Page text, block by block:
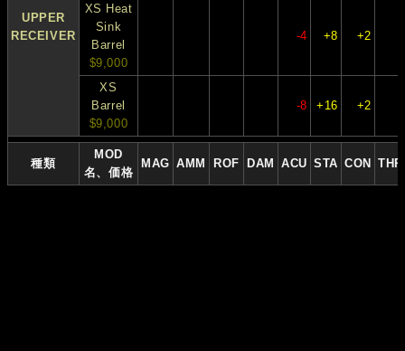
種類
MOD
名、価格
MAG AMM ROF DAM ACU STA CON THR
UPPER
RECEIVER
XS Heat
Sink
Barrel
$9,000
-4 +8 +2
XS
Barrel
$9,000
-8 +16 +2